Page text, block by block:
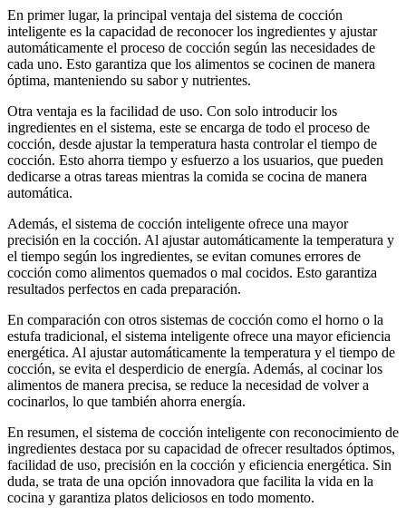
En primer lugar, la principal ventaja del sistema de cocción
inteligente es la capacidad de reconocer los ingredientes y ajustar
automáticamente el proceso de cocción según las necesidades de
cada uno. Esto garantiza que los alimentos se cocinen de manera
óptima, manteniendo su sabor y nutrientes.
Otra ventaja es la facilidad de uso. Con solo introducir los
ingredientes en el sistema, este se encarga de todo el proceso de
cocción, desde ajustar la temperatura hasta controlar el tiempo de
cocción. Esto ahorra tiempo y esfuerzo a los usuarios, que pueden
dedicarse a otras tareas mientras la comida se cocina de manera
automática.
Además, el sistema de cocción inteligente ofrece una mayor
precisión en la cocción. Al ajustar automáticamente la temperatura y
el tiempo según los ingredientes, se evitan comunes errores de
cocción como alimentos quemados o mal cocidos. Esto garantiza
resultados perfectos en cada preparación.
En comparación con otros sistemas de cocción como el horno o la
estufa tradicional, el sistema inteligente ofrece una mayor eficiencia
energética. Al ajustar automáticamente la temperatura y el tiempo de
cocción, se evita el desperdicio de energía. Además, al cocinar los
alimentos de manera precisa, se reduce la necesidad de volver a
cocinarlos, lo que también ahorra energía.
En resumen, el sistema de cocción inteligente con reconocimiento de
ingredientes destaca por su capacidad de ofrecer resultados óptimos,
facilidad de uso, precisión en la cocción y eficiencia energética. Sin
duda, se trata de una opción innovadora que facilita la vida en la
cocina y garantiza platos deliciosos en todo momento.